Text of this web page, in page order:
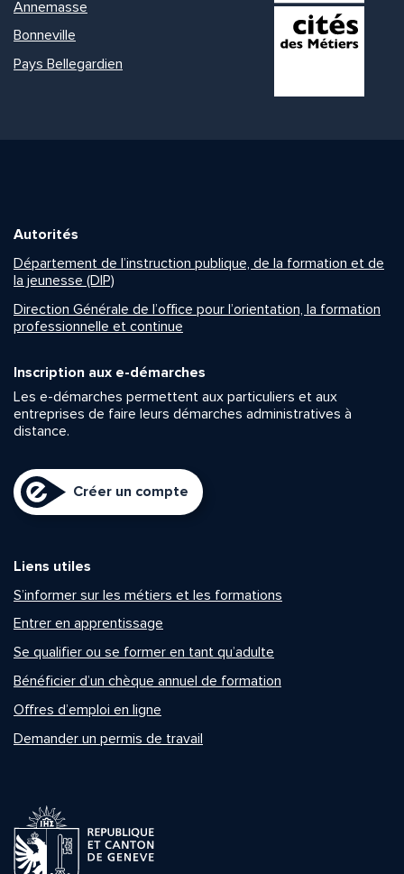
Annemasse
Bonneville
Pays Bellegardien
Autorités
Département de l’instruction publique, de la formation et de
la jeunesse (DIP)
Direction Générale de l’office pour l’orientation, la formation
professionnelle et continue
Inscription aux e-démarches
Les e-démarches permettent aux particuliers et aux
entreprises de faire leurs démarches administratives à
distance.
Créer un compte
Liens utiles
S’informer sur les métiers et les formations
Entrer en apprentissage
Se qualifier ou se former en tant qu’adulte
Bénéficier d’un chèque annuel de formation
Offres d’emploi en ligne
Demander un permis de travail